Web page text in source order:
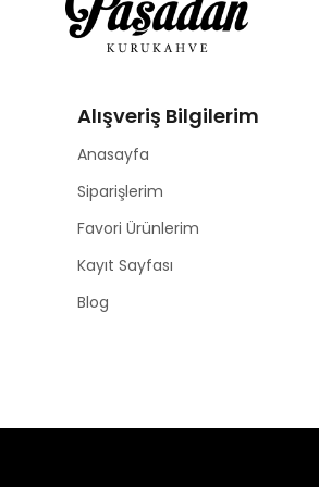
Alışveriş Bilgilerim
Anasayfa
Siparişlerim
Favori Ürünlerim
Kayıt Sayfası
Blog